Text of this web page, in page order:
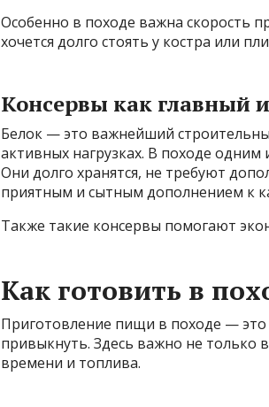
Особенно в походе важна скорость
хочется долго стоять у костра или
Консервы как главный
Белок — это важнейший
активных нагрузках. В походе одним
Они долго хранятся, не требуют
приятным и сытным дополнением к
Также такие консервы помогают
Как готовить в
Приготовление пищи в походе — это
привыкнуть. Здесь важно не только
времени и топлива.